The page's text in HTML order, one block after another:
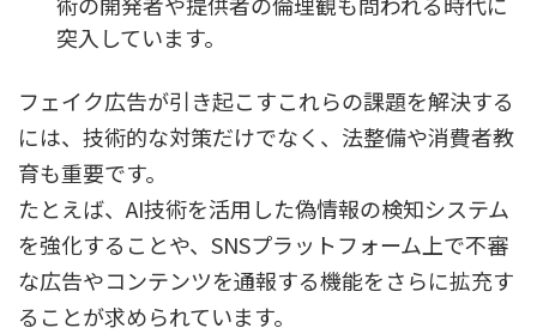
突入しています。
フェイク広告が引き起こすこれらの課題を解決する
には、技術的な対策だけでなく、法整備や消費者教
育も重要です。
たとえば、AI技術を活用した偽情報の検知システム
を強化することや、SNSプラットフォーム上で不審
な広告やコンテンツを通報する機能をさらに拡充す
ることが求められています。